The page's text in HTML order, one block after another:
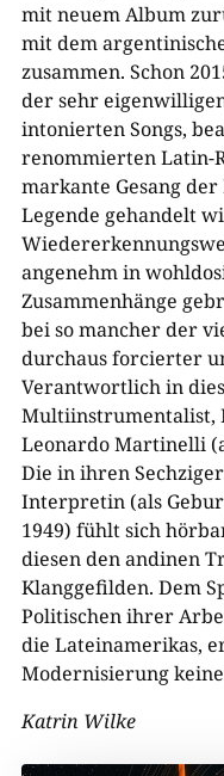
mit neuem Album
mit dem
zusammen. Schon
der sehr
intonierten Songs,
renommierten Latin-
markante Gesang
Legende gehandelt
angenehm in
Zusammenhänge
bei so mancher der
durchaus forcierter
Verantwortlich in
Multiinstrumentalist,
Leonardo Martinelli
Die in ihren
Interpretin (als
1949) fühlt sich
diesen den andinen
Klanggefilden. Dem
Politischen ihrer
die Lateinamerikas,
Modernisierung
Katrin Wilke